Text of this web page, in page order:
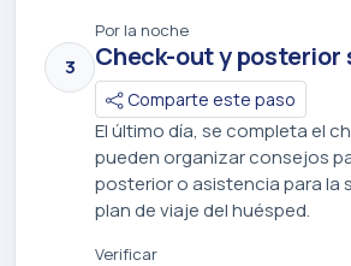
Por la noche
3 Check-out y posterior
Comparte este paso
El último día, se completa el
pueden organizar consejos
posterior o asistencia para la
plan de viaje del huésped.
Verificar